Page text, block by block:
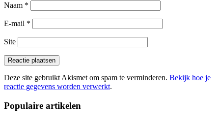
Naam *
E-mail *
Site
Deze site gebruikt Akismet om spam te verminderen. Bekijk hoe je
reactie gegevens worden verwerkt.
Populaire artikelen